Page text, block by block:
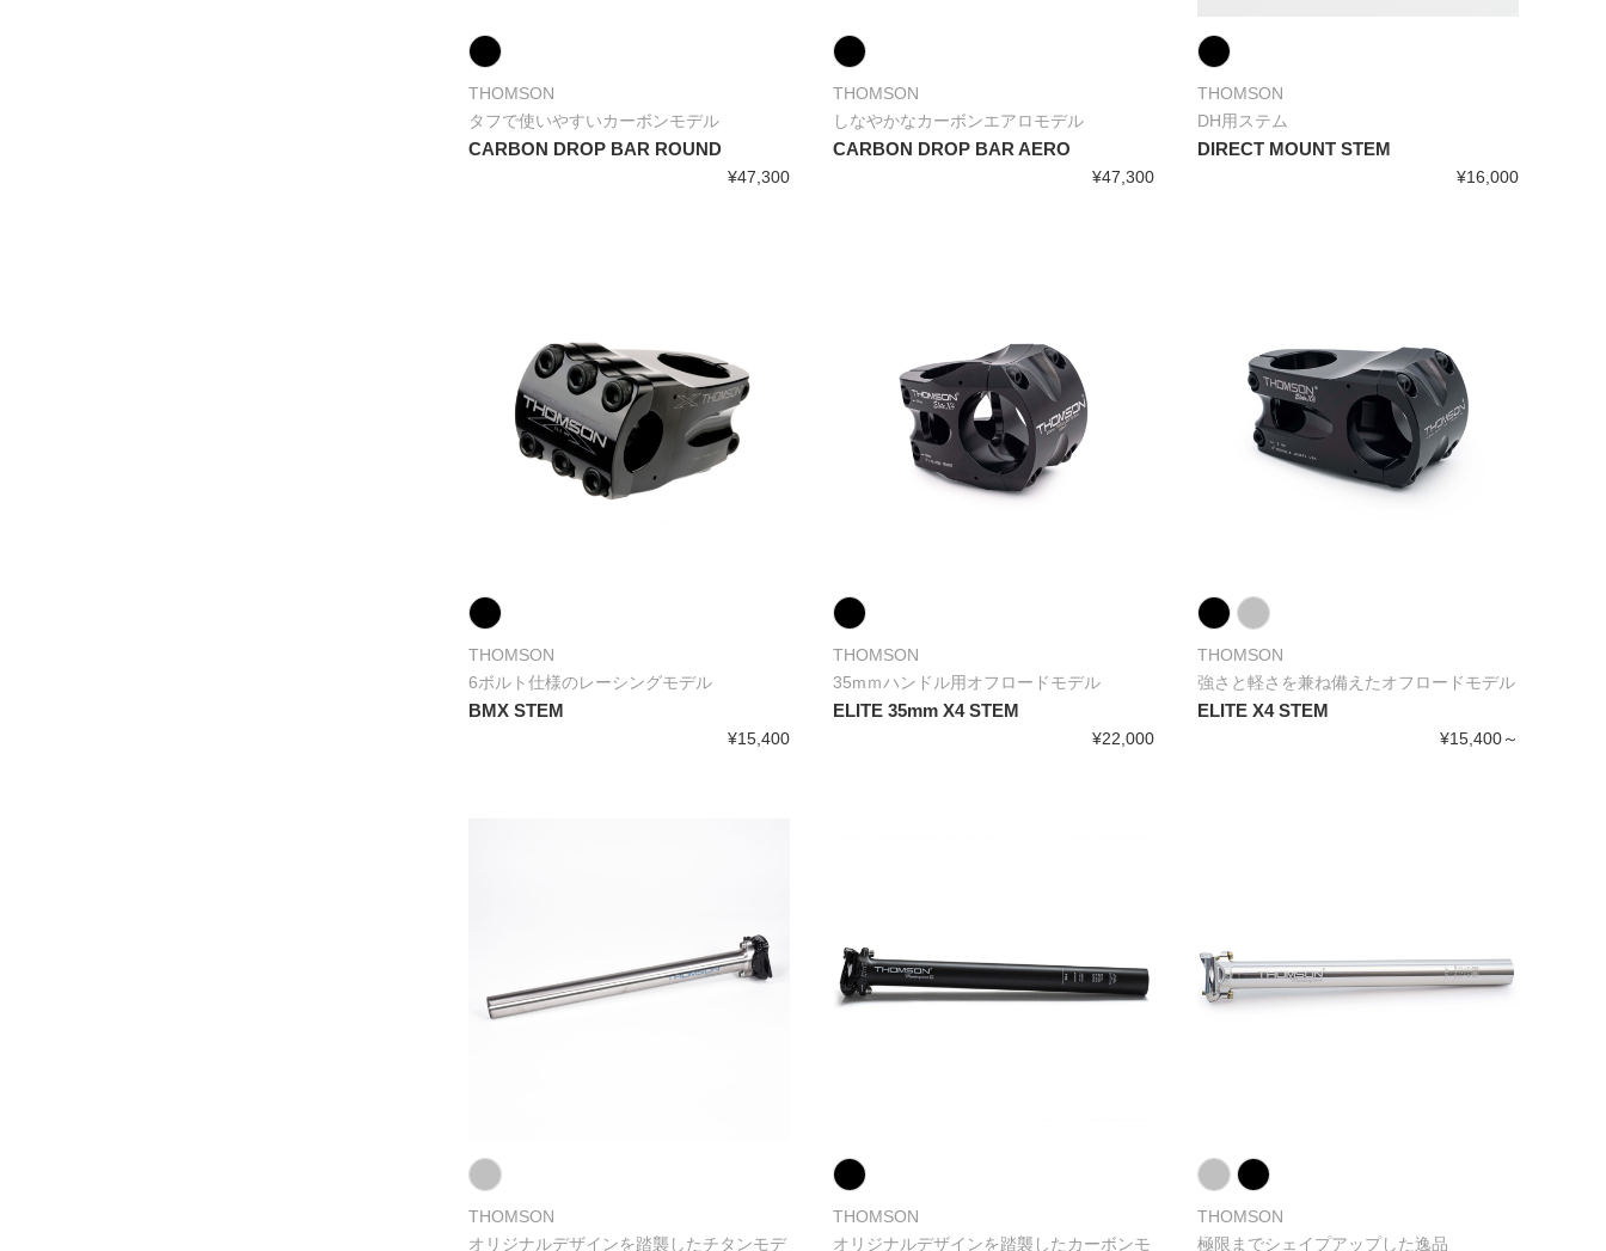
THOMSON
タフで使いやすいカーボンモデル
CARBON DROP BAR ROUND
¥47,300
THOMSON
しなやかなカーボンエアロモデル
CARBON DROP BAR AERO
¥47,300
THOMSON
DH用ステム
DIRECT MOUNT STEM
¥16,000
THOMSON
6ボルト仕様のレーシングモデル
BMX STEM
¥15,400
THOMSON
35mｍハンドル用オフロードモデル
ELITE 35mm X4 STEM
¥22,000
THOMSON
強さと軽さを兼ね備えたオフロードモデル
ELITE X4 STEM
¥15,400～
THOMSON
オリジナルデザインを踏襲したチタンモデ
THOMSON
オリジナルデザインを踏襲したカーボンモ
THOMSON
極限までシェイプアップした逸品